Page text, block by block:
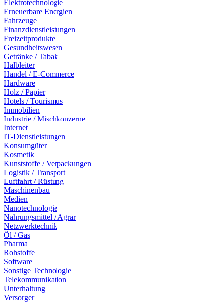
Elektrotechnologie
Erneuerbare Energien
Fahrzeuge
Finanzdienstleistungen
Freizeitprodukte
Gesundheitswesen
Getränke / Tabak
Halbleiter
Handel / E-Commerce
Hardware
Holz / Papier
Hotels / Tourismus
Immobilien
Industrie / Mischkonzerne
Internet
IT-Dienstleistungen
Konsumgüter
Kosmetik
Kunststoffe / Verpackungen
Logistik / Transport
Luftfahrt / Rüstung
Maschinenbau
Medien
Nanotechnologie
Nahrungsmittel / Agrar
Netzwerktechnik
Öl / Gas
Pharma
Rohstoffe
Software
Sonstige Technologie
Telekommunikation
Unterhaltung
Versorger